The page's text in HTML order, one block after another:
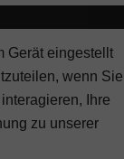
Gerät eingestellt
wenn Sie
Ihre
zu unserer